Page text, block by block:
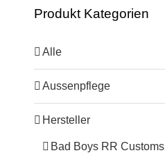
Produkt Kategorien
Alle
Aussenpflege
Hersteller
Bad Boys RR Customs